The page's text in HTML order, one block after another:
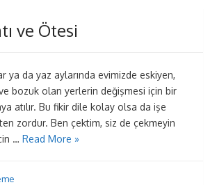
ve Ötesi
ya da yaz aylarında evimizde eskiyen,
bozuk olan yerlerin değişmesi için bir
atılır. Bu fikir dile kolay olsa da işe
zordur. Ben çektim, siz de çekmeyin
… Read More »